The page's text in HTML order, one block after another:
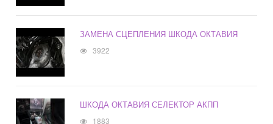
ЗАМЕНА СЦЕПЛЕНИЯ ШКОДА ОКТАВИЯ
3922
ШКОДА ОКТАВИЯ СЕЛЕКТОР АКПП
1883